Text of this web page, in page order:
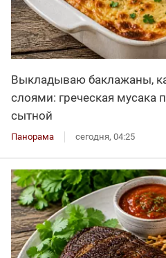
Выкладываю баклажаны,
слоями: греческая мусака
сытной
Панорама сегодня, 04:25